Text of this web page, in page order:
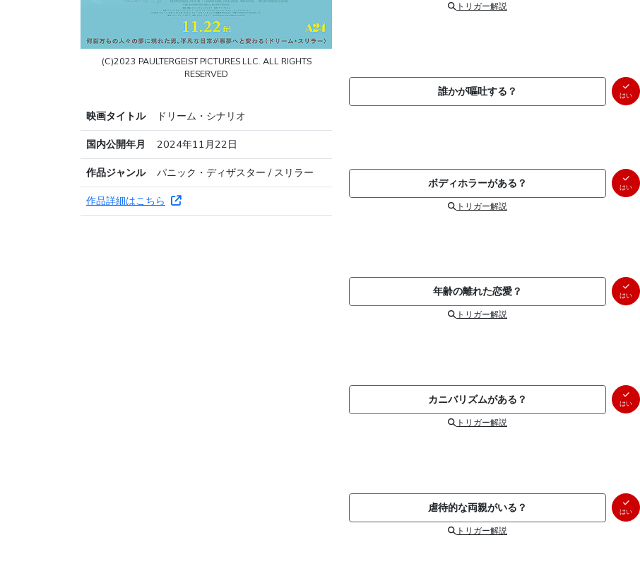
(C)2023 PAULTERGEIST PICTURES LLC. ALL RIGHTS
RESERVED
映画タイトル
ドリーム・シナリオ
国内公開年月
2024年11月22日
作品ジャンル
パニック・ディザスター / スリラー
作品詳細はこちら
トリガー解説
誰かが嘔吐する？ はい
ボディホラーがある？
トリガー解説
はい
年齢の離れた恋愛？
トリガー解説
はい
カニバリズムがある？
トリガー解説
はい
虐待的な両親がいる？
トリガー解説
はい